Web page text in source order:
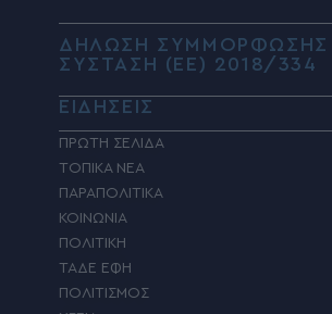
ΔΗΛΩΣΗ ΣΥΜΜΟΡΦΩΣΗΣ
ΣΥΣΤΑΣΗ (ΕΕ) 2018/334
ΕΙΔΗΣΕΙΣ
ΠΡΩΤΗ ΣΕΛΙΔΑ
ΤΟΠΙΚΑ ΝΕΑ
ΠΑΡΑΠΟΛΙΤΙΚΑ
ΚΟΙΝΩΝΙΑ
ΠΟΛΙΤΙΚΗ
ΤΑΔΕ ΕΦΗ
ΠΟΛΙΤΙΣΜΟΣ